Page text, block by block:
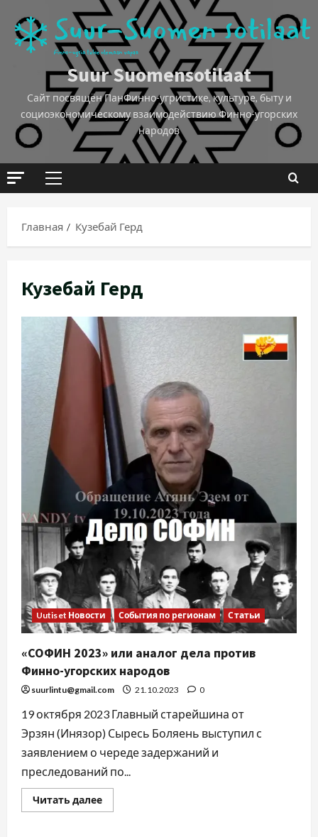
Suur Suomensotilaat
Сайт посвящён ПанФинно-угристике, культуре, быту и
социоэкономическому взаимодействию Финно-угорских
народов
Главная Кузебай Герд
Кузебай Герд
Uutiset Новости События по регионам Статьи
«СОФИН 2023» или аналог дела против
Финно-угорских народов
suurlintu@gmail.com 21.10.2023 0
19 октября 2023 Главный старейшина от
Эрзян (Инязор) Сыресь Боляень выступил с
заявлением о череде задержаний и
преследований по...
Читать далее